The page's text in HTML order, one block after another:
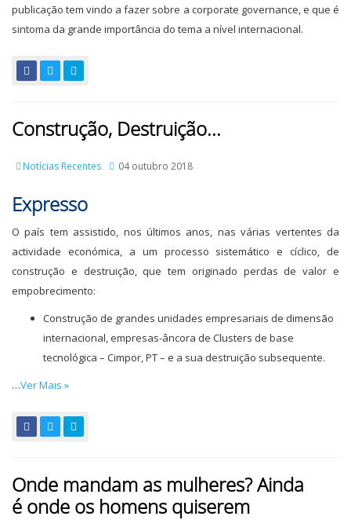
publicação tem vindo a fazer sobre a corporate governance, e que é
sintoma da grande importância do tema a nível internacional.
Construção, Destruição...
Notícias Recentes 04 outubro 2018
Expresso
O país tem assistido, nos últimos anos, nas várias vertentes da
actividade económica, a um processo sistemático e cíclico, de
construção e destruição, que tem originado perdas de valor e
empobrecimento:
Construção de grandes unidades empresariais de dimensão
internacional, empresas-âncora de Clusters de base
tecnológica – Cimpor, PT – e a sua destruição subsequente.
…Ver Mais »
Onde mandam as mulheres? Ainda
é onde os homens quiserem